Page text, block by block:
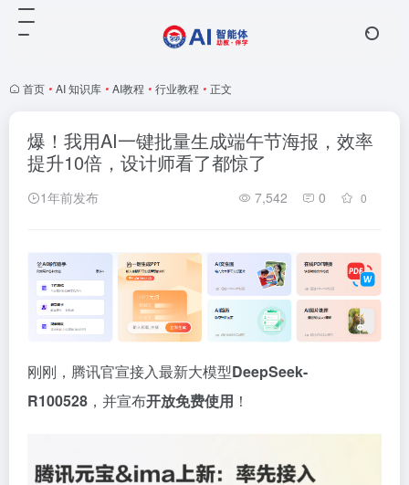
首页 • AI 知识库 • AI教程 • 行业教程 • 正文
爆！我用AI一键批量生成端午节海报，效率
提升10倍，设计师看了都惊了
1年前发布 7,542 0 0
刚刚，腾讯官宣接入最新大模型DeepSeek-
R100528 ，并宣布开放免费使用 ！